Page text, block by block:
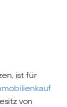
ist für
von